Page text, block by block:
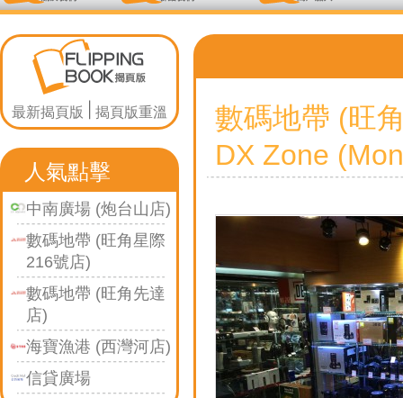
最新揭頁版 揭頁版重溫
人氣點擊
中南廣場 (炮台山店)
數碼地帶 (旺角星際
216號店)
數碼地帶 (旺角先達
店)
海寶漁港 (西灣河店)
信貸廣場
數碼地帶 (旺
DX Zone